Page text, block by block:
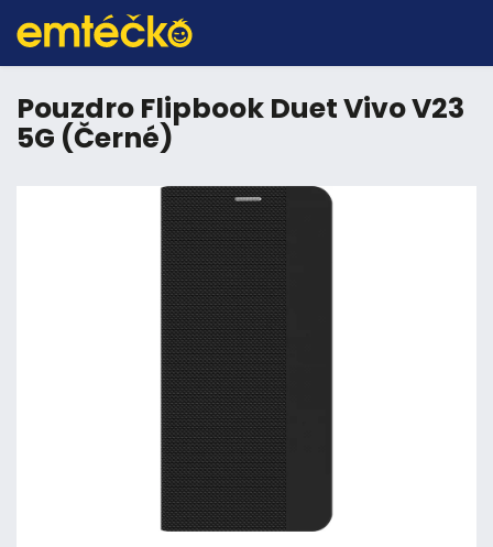
Pouzdro Flipbook Duet Vivo V23
5G (Černé)